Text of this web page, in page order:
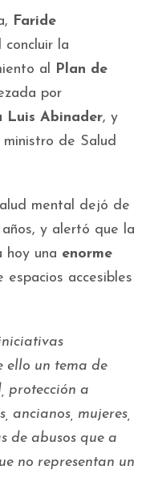
Faride
la
al Plan de
por
Luis Abinader, y
de Salud
mental dejó de
y alertó que la
hoy una enorme
espacios accesibles
ello un tema de
protección a
ancianos, mujeres,
de abusos que a
no representan un